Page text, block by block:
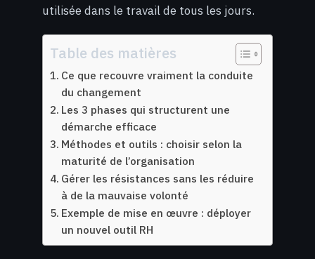
utilisée dans le travail de tous les jours.
Table des matières
Ce que recouvre vraiment la conduite
du changement
Les 3 phases qui structurent une
démarche efficace
Méthodes et outils : choisir selon la
maturité de l’organisation
Gérer les résistances sans les réduire
à de la mauvaise volonté
Exemple de mise en œuvre : déployer
un nouvel outil RH